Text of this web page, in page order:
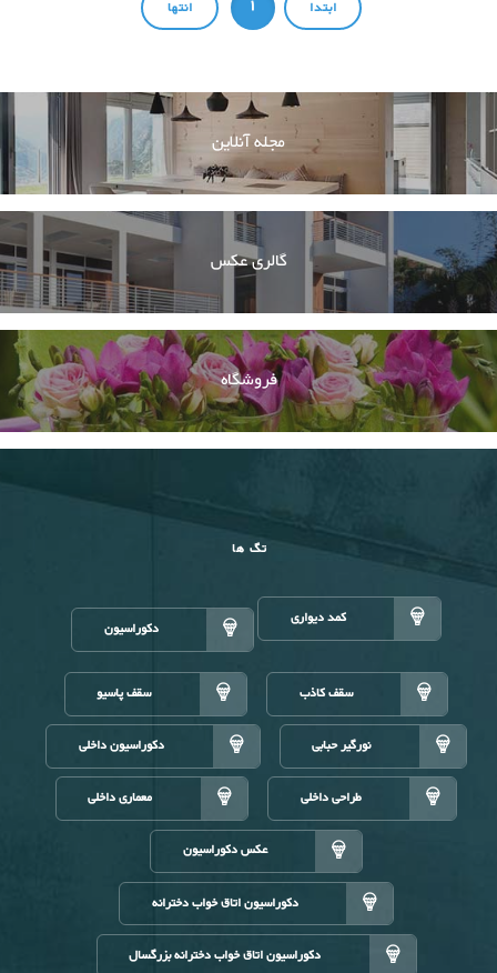
مجله آنلاین
گالری عکس
فروشگاه
تگ ها
کمد دیواری دکوراسیون
سقف کاذب سقف پاسیو
نورگیر حبابی دکوراسیون داخلی
طراحی داخلی معماری داخلی
عکس دکوراسیون
دکوراسیون اتاق خواب دخترانه
دکوراسیون اتاق خواب دخترانه بزرگسال